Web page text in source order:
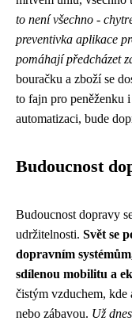
to není všechno -
preventivka aplikace
pomáhají předcházet
bouračku a zboží se
to fajn pro peněženku
automatizaci, bude
Budoucnost
Budoucnost dopravy
udržitelnosti. Svět se
dopravním
sdílenou mobilitu a
čistým vzduchem, kde
nebo zábavou. Už